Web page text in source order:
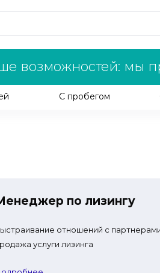
возможностей: мы
С пробегом
по лизингу
отношений с
услуги лизинга